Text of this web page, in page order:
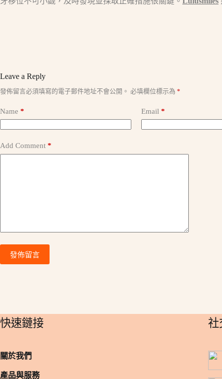
Leave a Reply
發佈留言必須填寫的電子郵件地址不會公開。 必填欄位標示為 *
Name * Email *
Add Comment *
發佈留言
A
t
a
t
​快速鏈接
關於我們
產品與服務
社